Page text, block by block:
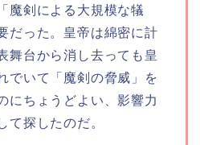
魔剣による大規模な犠
だった。皇帝は綿密に計
舞台から消し去っても皇
でいて「魔剣の脅威」を
にちょうどよい、影響力
て探したのだ。